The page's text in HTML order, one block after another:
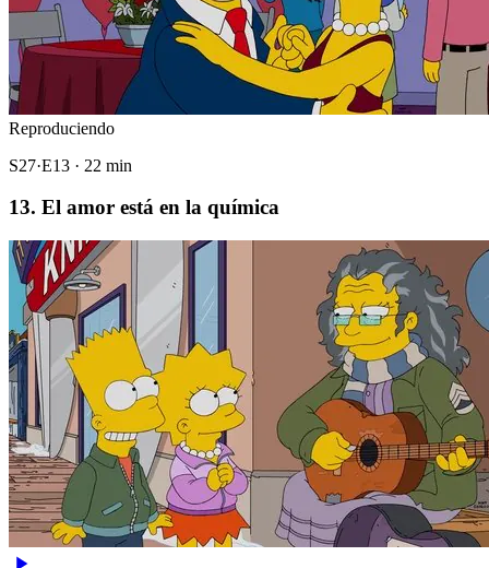
Reproduciendo
S27·E13 · 22 min
13. El amor está en la química